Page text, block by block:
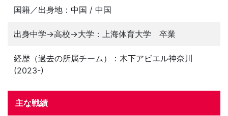
国籍／出身地：中国 / 中国
出身中学→高校→大学：上海体育大学 卒業
経歴（過去の所属チーム）：木下アビエル神奈川
(2023-)
主な戦績